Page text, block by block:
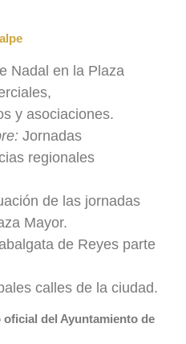
Nadal en la Plaza
y asociaciones.
Jornadas
regionales
de las jornadas
Mayor.
de Reyes parte
calles de la ciudad.
del Ayuntamiento de